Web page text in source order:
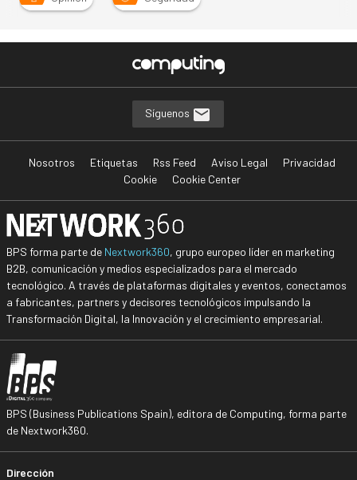
Síguenos
Nosotros Etiquetas Rss Feed Aviso Legal
Privacidad
Cookie
Cookie Center
BPS forma parte de Nextwork360, grupo europeo líder en marketing
B2B, comunicación y medios especializados para el mercado
tecnológico. A través de plataformas digitales y eventos, conectamos
a fabricantes, partners y decisores tecnológicos impulsando la
Transformación Digital, la Innovación y el crecimiento empresarial.
BPS (Business Publications Spain), editora de Computing, forma parte
de Nextwork360.
Dirección